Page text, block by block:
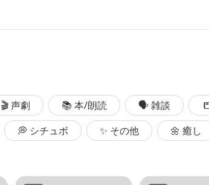
🎬 声劇 📚 本/朗読 🗣 雑談
💭 シチュボ ✨ その他
🌼 癒し